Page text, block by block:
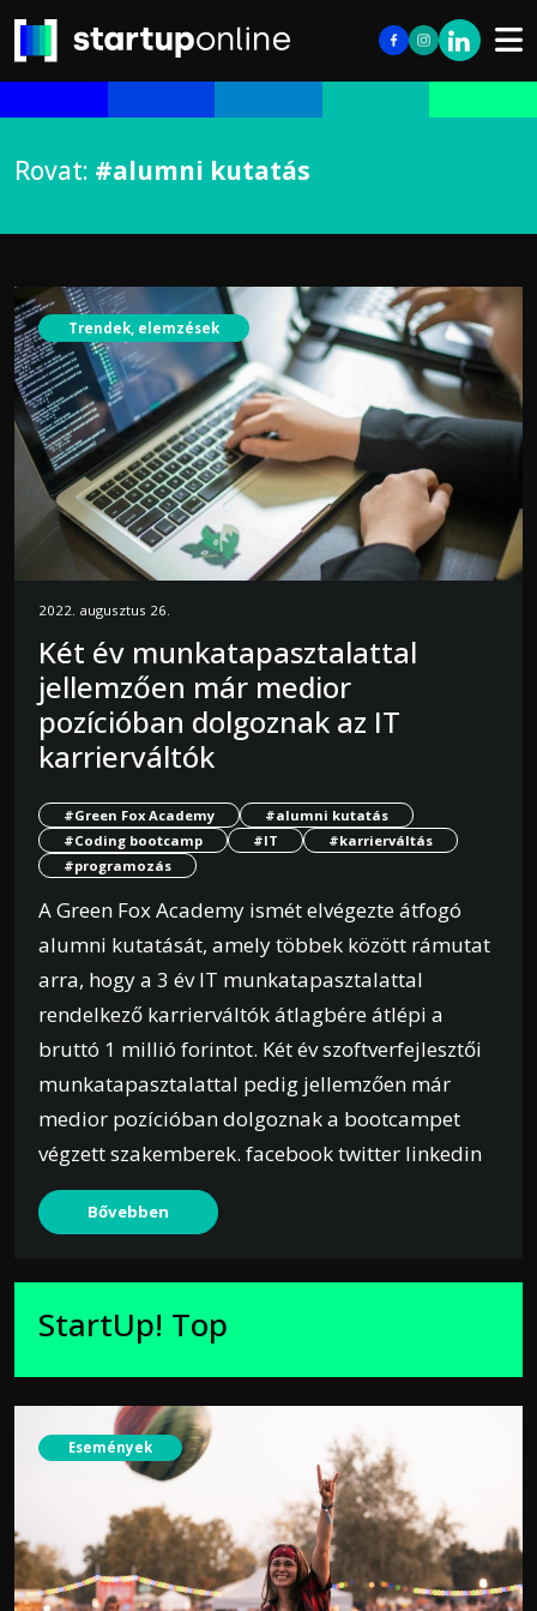
Rovat: #alumni kutatás
Trendek, elemzések
2022. augusztus 26.
Két év munkatapasztalattal
jellemzően már medior
pozícióban dolgoznak az IT
karrierváltók
#Green Fox Academy
#alumni kutatás
#Coding bootcamp
#IT
#karrierváltás
#programozás
A Green Fox Academy ismét elvégezte átfogó
alumni kutatását, amely többek között rámutat
arra, hogy a 3 év IT munkatapasztalattal
rendelkező karrierváltók átlagbére átlépi a
bruttó 1 millió forintot. Két év szoftverfejlesztői
munkatapasztalattal pedig jellemzően már
medior pozícióban dolgoznak a bootcampet
végzett szakemberek. facebook twitter linkedin
Bővebben
StartUp! Top
Események